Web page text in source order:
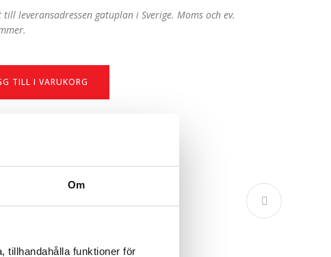
Om
tillhandahålla funktioner för
leveransadressen gatuplan i Sverige. Moms och ev.
TILL I VARUKORG